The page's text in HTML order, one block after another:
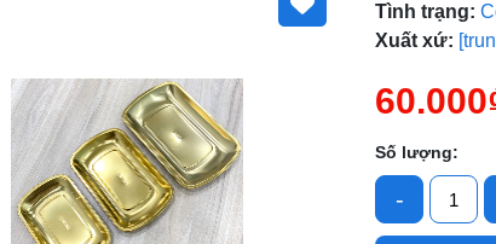
Tình trạng:
Xuất xứ:
Số lượng:
-